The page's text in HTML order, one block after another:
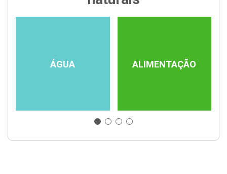
ÁGUA ALIMENTAÇÃO